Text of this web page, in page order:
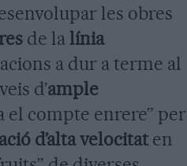
les obres
de la línia
a dur a terme al
d’ample
el compte enrere” per
d’alta velocitaten